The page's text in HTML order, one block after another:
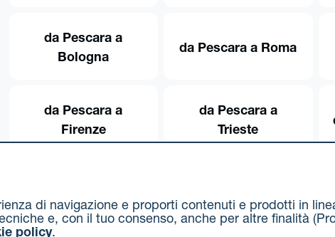
da Pescara a
Bologna
da Pescara a Roma
da Pescara a
Firenze
da Pescara a
Trieste
di navigazione e proporti contenuti e prodotti in
e, con il tuo consenso, anche per altre finalità
policy.